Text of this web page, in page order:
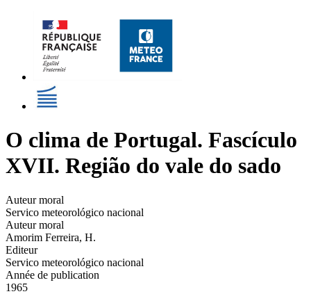
O clima de Portugal. Fascículo
XVII. Região do vale do sado
Auteur moral
Servico meteorológico nacional
Auteur moral
Amorim Ferreira, H.
Editeur
Servico meteorológico nacional
Année de publication
1965